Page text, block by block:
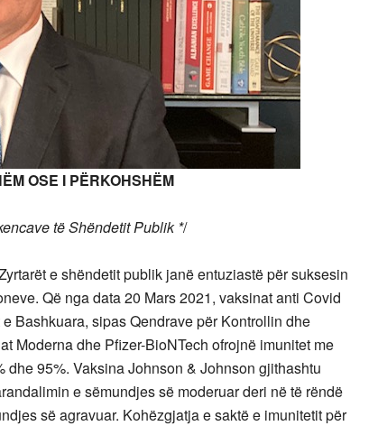
OSE I PËRKOHSHËM
të Shëndetit Publik */
e shëndetit publik janë entuziastë për suksesin
Që nga data 20 Mars 2021, vaksinat anti Covid
Bashkuara, sipas Qendrave për Kontrollin dhe
Moderna dhe Pfizer-BioNTech ofrojnë imunitet me
95%. Vaksina Johnson & Johnson gjithashtu
e sëmundjes së moderuar deri në të rëndë
së agravuar. Kohëzgjatja e saktë e imunitetit për